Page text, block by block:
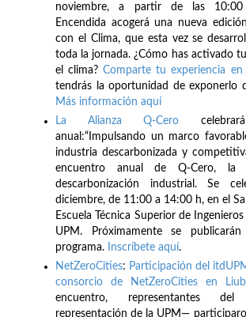
noviembre, a partir de las
Encendida acogerá una nueva
con el Clima, que esta vez se
toda la jornada. ¿Cómo has activado
el clima?Comparte tu experiencia
tendrás la oportunidad de exponerlo
Más información aquí
La Alianza Q-Cero
anual:“Impulsando un marco
industria descarbonizada y
encuentro anual de Q-Cero, la
descarbonización industrial. Se
diciembre, de 11:00 a 14:00 h, en el
Escuela Técnica Superior de
UPM. Próximamente se
programa.
Inscríbete aquí.
NetZeroCities: Participación del
consorcio de NetZeroCities en
encuentro, representantes
representación de la UPM—